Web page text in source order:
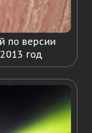
по версии
год